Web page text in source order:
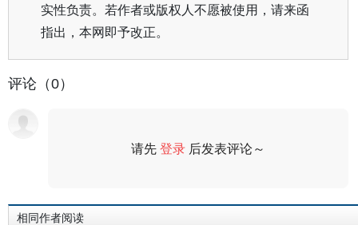
实性负责。若作者或版权人不愿被使用，请来函
指出，本网即予改正。
评论（0）
请先登录 后发表评论～
相同作者阅读